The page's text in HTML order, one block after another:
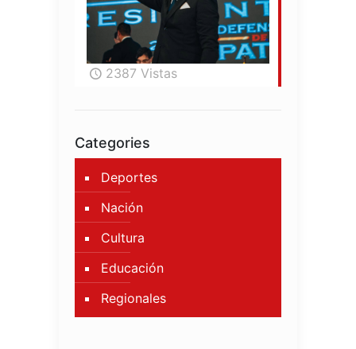
2387 Vistas
Categories
Deportes
Nación
Cultura
Educación
Regionales